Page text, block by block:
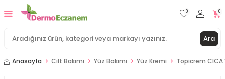
Ara
0 0
Anasayfa Cilt Bakımı Yüz Bakımı Yüz Kremi Topicrem CICA